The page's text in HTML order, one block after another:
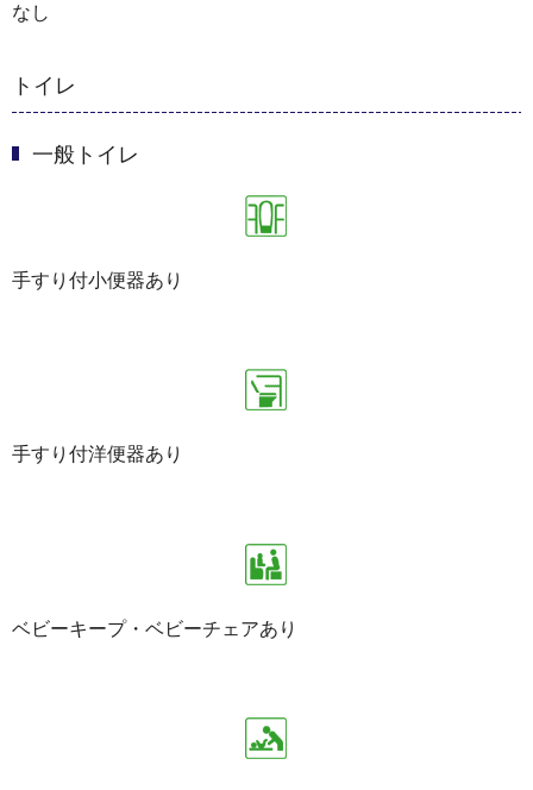
なし
トイレ
一般トイレ
手すり付小便器あり
手すり付洋便器あり
ベビーキープ・ベビーチェアあり